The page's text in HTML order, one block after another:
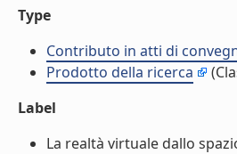
Type
Contributo in atti di
Prodotto della ricerca
Label
La realtà virtuale dallo